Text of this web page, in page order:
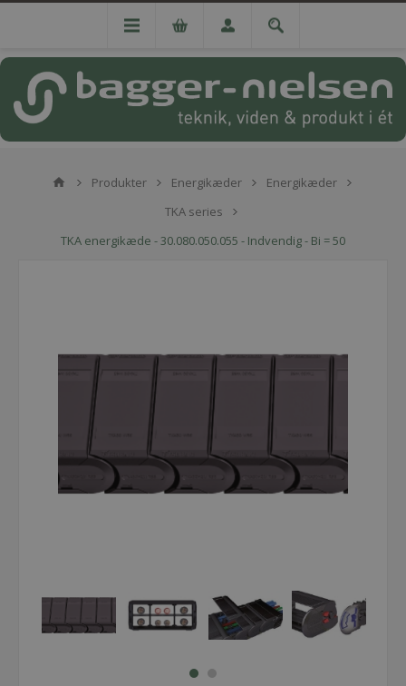
Produkter Energikæder
Energikæder
TKA series
TKA energikæde - 30.080.050.055 - Indvendig - Bi = 50